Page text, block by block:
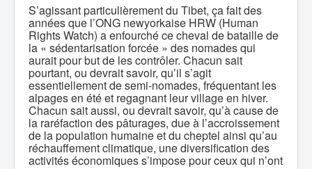
S’agissant particulièrement du Tibet, ça fait des
années que l’ONG newyorkaise HRW (Human
Rights Watch) a enfourché ce cheval de bataille de
la « sédentarisation forcée » des nomades qui
aurait pour but de les contrôler. Chacun sait
pourtant, ou devrait savoir, qu’il s’agit
essentiellement de semi-nomades, fréquentant les
alpages en été et regagnant leur village en hiver.
Chacun sait aussi, ou devrait savoir, qu’à cause de
la raréfaction des pâturages, due à l’accroissement
de la population humaine et du cheptel ainsi qu’au
réchauffement climatique, une diversification des
activités économiques s’impose pour ceux qui n’ont